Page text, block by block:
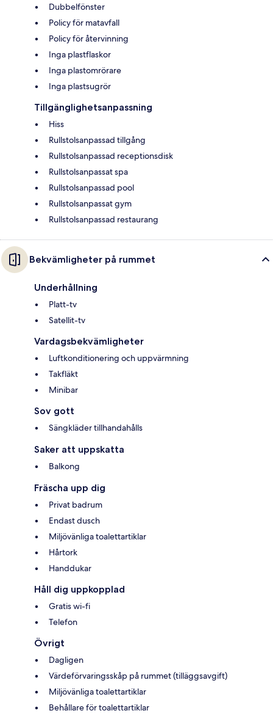
Dubbelfönster
Policy för matavfall
Policy för återvinning
Inga plastflaskor
Inga plastomrörare
Inga plastsugrör
Tillgänglighetsanpassning
Hiss
Rullstolsanpassad tillgång
Rullstolsanpassad receptionsdisk
Rullstolsanpassat spa
Rullstolsanpassad pool
Rullstolsanpassat gym
Rullstolsanpassad restaurang
Bekvämligheter på rummet
Underhållning
Platt-tv
Satellit-tv
Vardagsbekvämligheter
Luftkonditionering och uppvärmning
Takfläkt
Minibar
Sov gott
Sängkläder tillhandahålls
Saker att uppskatta
Balkong
Fräscha upp dig
Privat badrum
Endast dusch
Miljövänliga toalettartiklar
Hårtork
Handdukar
Håll dig uppkopplad
Gratis wi-fi
Telefon
Övrigt
Dagligen
Värdeförvaringsskåp på rummet (tilläggsavgift)
Miljövänliga toalettartiklar
Behållare för toalettartiklar